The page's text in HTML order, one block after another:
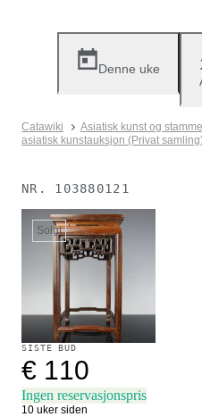
Denne uke
Catawiki Asiatisk kunst og
asiatisk kunstauksjon (Privat
NR. 103880121
Solgt
SISTE BUD
€ 110
Ingen reservasjonspris
10 uker siden